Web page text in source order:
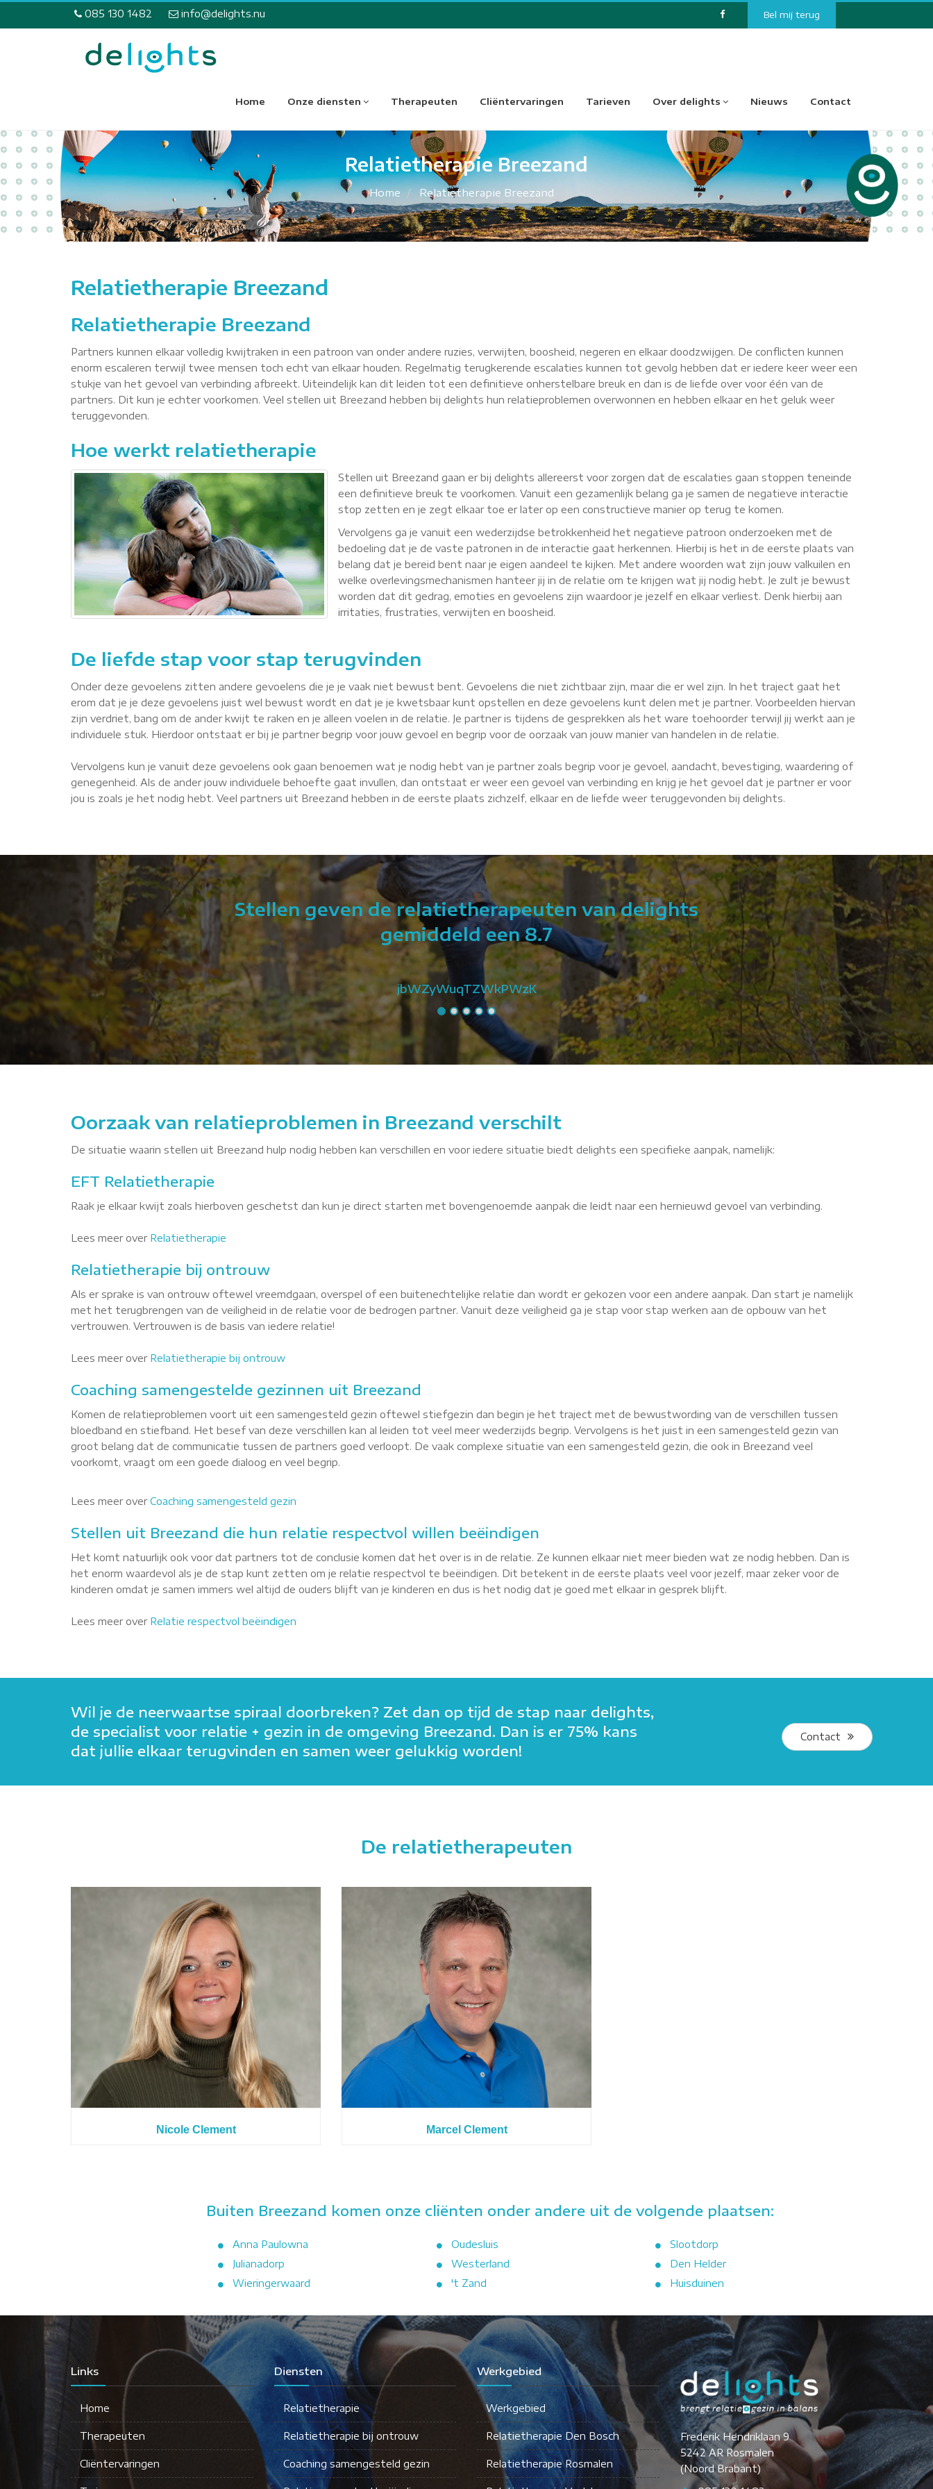
085 130 1482 info@delights.nu Bel mij terug
Home Onze diensten Therapeuten Cliëntervaringen Tarieven Over delights Nieuws Contact
Relatietherapie Breezand
Home Relatietherapie Breezand
Relatietherapie Breezand
Relatietherapie Breezand
Partners kunnen elkaar volledig kwijtraken in een patroon van onder andere ruzies, verwijten, boosheid, negeren en elkaar doodzwijgen. De conflicten kunnen
enorm escaleren terwijl twee mensen toch echt van elkaar houden. Regelmatig terugkerende escalaties kunnen tot gevolg hebben dat er iedere keer weer een
stukje van het gevoel van verbinding afbreekt. Uiteindelijk kan dit leiden tot een definitieve onherstelbare breuk en dan is de liefde over voor één van de
partners. Dit kun je echter voorkomen. Veel stellen uit Breezand hebben bij delights hun relatieproblemen overwonnen en hebben elkaar en het geluk weer
teruggevonden.
Hoe werkt relatietherapie
Stellen uit Breezand gaan er bij delights allereerst voor zorgen dat de escalaties gaan stoppen teneinde
een definitieve breuk te voorkomen. Vanuit een gezamenlijk belang ga je samen de negatieve interactie
stop zetten en je zegt elkaar toe er later op een constructieve manier op terug te komen.
Vervolgens ga je vanuit een wederzijdse betrokkenheid het negatieve patroon onderzoeken met de
bedoeling dat je de vaste patronen in de interactie gaat herkennen. Hierbij is het in de eerste plaats van
belang dat je bereid bent naar je eigen aandeel te kijken. Met andere woorden wat zijn jouw valkuilen en
welke overlevingsmechanismen hanteer jij in de relatie om te krijgen wat jij nodig hebt. Je zult je bewust
worden dat dit gedrag, emoties en gevoelens zijn waardoor je jezelf en elkaar verliest. Denk hierbij aan
irritaties, frustraties, verwijten en boosheid.
De liefde stap voor stap terugvinden
Onder deze gevoelens zitten andere gevoelens die je je vaak niet bewust bent. Gevoelens die niet zichtbaar zijn, maar die er wel zijn. In het traject gaat het
erom dat je je deze gevoelens juist wel bewust wordt en dat je je kwetsbaar kunt opstellen en deze gevoelens kunt delen met je partner. Voorbeelden hiervan
zijn verdriet, bang om de ander kwijt te raken en je alleen voelen in de relatie. Je partner is tijdens de gesprekken als het ware toehoorder terwijl jij werkt aan je
individuele stuk. Hierdoor ontstaat er bij je partner begrip voor jouw gevoel en begrip voor de oorzaak van jouw manier van handelen in de relatie.
Vervolgens kun je vanuit deze gevoelens ook gaan benoemen wat je nodig hebt van je partner zoals begrip voor je gevoel, aandacht, bevestiging, waardering of
genegenheid. Als de ander jouw individuele behoefte gaat invullen, dan ontstaat er weer een gevoel van verbinding en krijg je het gevoel dat je partner er voor
jou is zoals je het nodig hebt. Veel partners uit Breezand hebben in de eerste plaats zichzelf, elkaar en de liefde weer teruggevonden bij delights.
Stellen geven de relatietherapeuten van delights
gemiddeld een 8.7
jbWZyWuqTZWkPWzK
Oorzaak van relatieproblemen in Breezand verschilt
De situatie waarin stellen uit Breezand hulp nodig hebben kan verschillen en voor iedere situatie biedt delights een specifieke aanpak, namelijk:
EFT Relatietherapie
Raak je elkaar kwijt zoals hierboven geschetst dan kun je direct starten met bovengenoemde aanpak die leidt naar een hernieuwd gevoel van verbinding.
Lees meer over Relatietherapie
Relatietherapie bij ontrouw
Als er sprake is van ontrouw oftewel vreemdgaan, overspel of een buitenechtelijke relatie dan wordt er gekozen voor een andere aanpak. Dan start je namelijk
met het terugbrengen van de veiligheid in de relatie voor de bedrogen partner. Vanuit deze veiligheid ga je stap voor stap werken aan de opbouw van het
vertrouwen. Vertrouwen is de basis van iedere relatie!
Lees meer over Relatietherapie bij ontrouw
Coaching samengestelde gezinnen uit Breezand
Komen de relatieproblemen voort uit een samengesteld gezin oftewel stiefgezin dan begin je het traject met de bewustwording van de verschillen tussen
bloedband en stiefband. Het besef van deze verschillen kan al leiden tot veel meer wederzijds begrip. Vervolgens is het juist in een samengesteld gezin van
groot belang dat de communicatie tussen de partners goed verloopt. De vaak complexe situatie van een samengesteld gezin, die ook in Breezand veel
voorkomt, vraagt om een goede dialoog en veel begrip.
Lees meer overCoaching samengesteld gezin
Stellen uit Breezand die hun relatie respectvol willen beëindigen
Het komt natuurlijk ook voor dat partners tot de conclusie komen dat het over is in de relatie. Ze kunnen elkaar niet meer bieden wat ze nodig hebben. Dan is
het enorm waardevol als je de stap kunt zetten om je relatie respectvol te beëindigen. Dit betekent in de eerste plaats veel voor jezelf, maar zeker voor de
kinderen omdat je samen immers wel altijd de ouders blijft van je kinderen en dus is het nodig dat je goed met elkaar in gesprek blijft.
Lees meer over Relatie respectvol beëindigen
Wil je de neerwaartse spiraal doorbreken? Zet dan op tijd de stap naar delights,
de specialist voor relatie + gezin in de omgeving Breezand. Dan is er 75% kans
dat jullie elkaar terugvinden en samen weer gelukkig worden!
Contact
De relatietherapeuten
Nicole Clement Marcel Clement
Buiten Breezand komen onze cliënten onder andere uit de volgende plaatsen:
Anna Paulowna
Julianadorp
Wieringerwaard
Oudesluis
Westerland
't Zand
Slootdorp
Den Helder
Huisduinen
Links
Home
Therapeuten
Cliëntervaringen
Diensten
Relatietherapie
Relatietherapie bij ontrouw
Coaching samengesteld gezin
Werkgebied
Werkgebied
Relatietherapie Den Bosch
Relatietherapie Rosmalen
Frederik Hendriklaan 9
5242 AR Rosmalen
(Noord Brabant)